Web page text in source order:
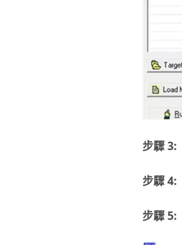
步驟 3:
步驟 4:
步驟 5: